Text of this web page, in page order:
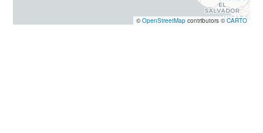
© OpenStreetMapcontributors ©CARTO